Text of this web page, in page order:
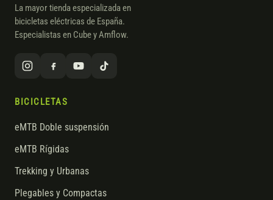
La mayor tienda especializada en
bicicletas eléctricas de España.
Especialistas en Cube y Amflow.
BICICLETAS
eMTB Doble suspensión
eMTB Rígidas
Trekking y Urbanas
Plegables y Compactas